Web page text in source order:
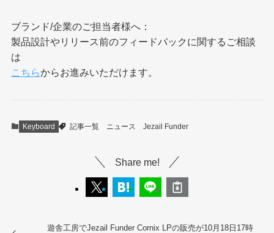
ブランド/企業のご担当者様へ：
製品設計やリリース前のフィードバックに関するご相談
は
こちらからお進みいただけます。
Keyboard 記事一覧 ニュース Jezail Funder
Share me!
遊舎工房でJezail Funder Cornix LPの販売が10月18日17時